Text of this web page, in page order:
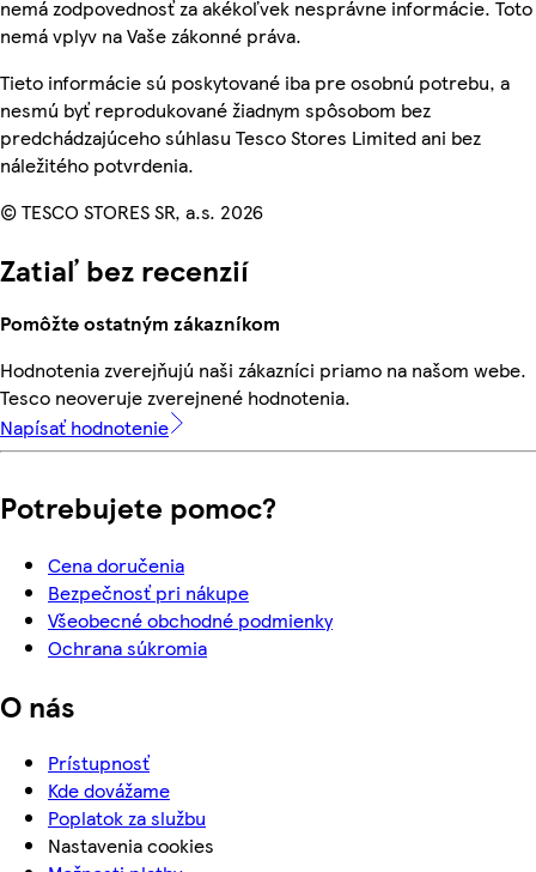
nemá zodpovednosť za akékoľvek nesprávne informácie. Toto
nemá vplyv na Vaše zákonné práva.
Tieto informácie sú poskytované iba pre osobnú potrebu, a
nesmú byť reprodukované žiadnym spôsobom bez
predchádzajúceho súhlasu Tesco Stores Limited ani bez
náležitého potvrdenia.
© TESCO STORES SR, a.s. 2026
Zatiaľ bez recenzií
Pomôžte ostatným zákazníkom
Hodnotenia zverejňujú naši zákazníci priamo na našom webe.
Tesco neoveruje zverejnené hodnotenia.
Napísať hodnotenie
Potrebujete pomoc?
Cena doručenia
Bezpečnosť pri nákupe
Všeobecné obchodné podmienky
Ochrana súkromia
O nás
Prístupnosť
Kde dovážame
Poplatok za službu
Nastavenia cookies